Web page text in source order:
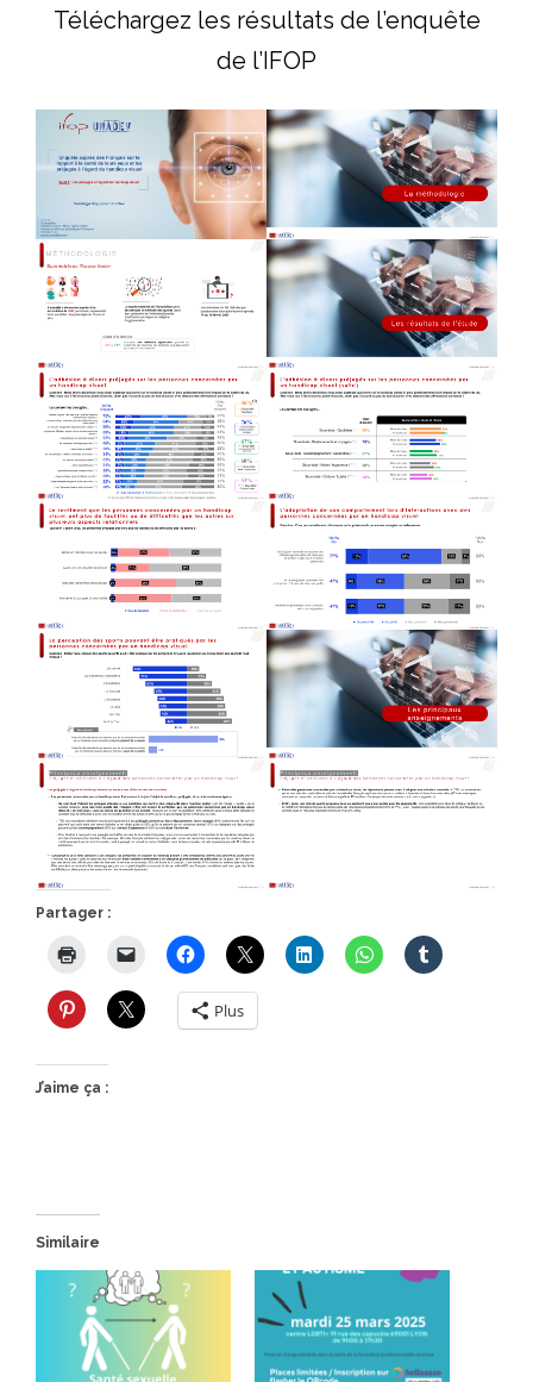
Téléchargez les résultats de l’enquête
de l’IFOP
Partager :
Plus
J’aime ça :
Similaire